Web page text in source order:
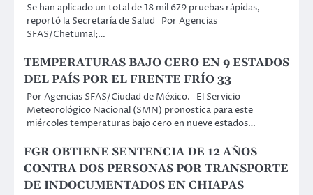
Se han aplicado un total de 18 mil 679 pruebas rápidas,
reportó la Secretaría de Salud Por Agencias
SFAS/Chetumal;…
TEMPERATURAS BAJO CERO EN 9 ESTADOS
DEL PAÍS POR EL FRENTE FRÍO 33
Por Agencias SFAS/Ciudad de México.- El Servicio
Meteorológico Nacional (SMN) pronostica para este
miércoles temperaturas bajo cero en nueve estados…
FGR OBTIENE SENTENCIA DE 12 AÑOS
CONTRA DOS PERSONAS POR TRANSPORTE
DE INDOCUMENTADOS EN CHIAPAS